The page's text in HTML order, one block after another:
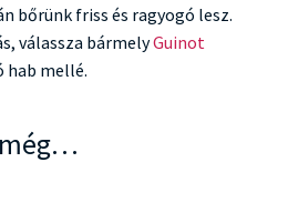
bőrünk friss és ragyogó lesz.
válassza bármelyGuinot
hab mellé.